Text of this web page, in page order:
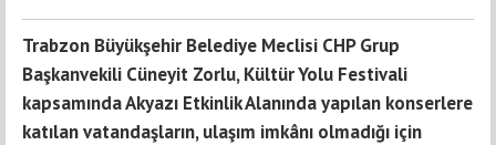
Trabzon Büyükşehir Belediye Meclisi CHP Grup
Başkanvekili Cüneyit Zorlu, Kültür Yolu Festivali
kapsamında Akyazı Etkinlik Alanında yapılan konserlere
katılan vatandaşların, ulaşım imkânı olmadığı için